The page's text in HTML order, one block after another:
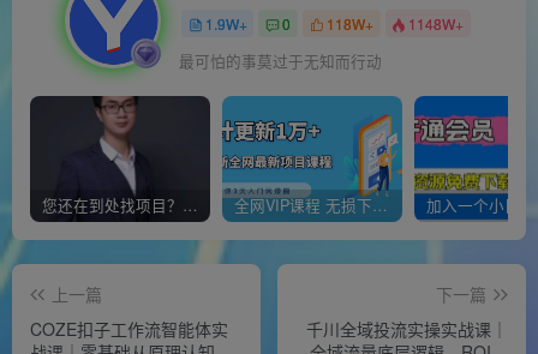
1.9W+ 0 118W+ 1148W+
最可怕的事莫过于无知而行动
您还在到处找项目？还在当韭菜？我靠经营“一个小目标网创商城”年入百W+，曾经我也负债累累! 全网VIP课程 无损下载~
上一篇
COZE扣子工作流智能体实
下一篇
千川全域投流实操实战课｜